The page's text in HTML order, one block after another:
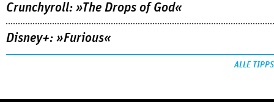
Crunchyroll: »The Drops of God«
Disney+: »Furious«
ALLE TIPPS